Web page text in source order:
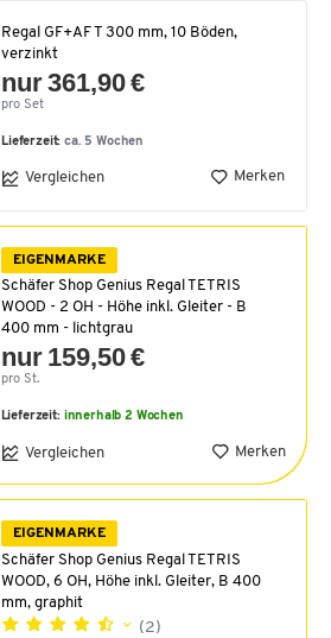
Regal GF+AF T 300 mm, 10 Böden,
verzinkt
nur 361,90 €
pro Set
Lieferzeit:ca. 5 Wochen
Vergleichen Merken
EIGENMARKE
Schäfer Shop Genius Regal TETRIS
WOOD - 2 OH - Höhe inkl. Gleiter - B
400 mm - lichtgrau
nur 159,50 €
pro St.
Lieferzeit: innerhalb 2 Wochen
Vergleichen Merken
EIGENMARKE
Schäfer Shop Genius Regal TETRIS
WOOD, 6 OH, Höhe inkl. Gleiter, B 400
mm, graphit
(2)